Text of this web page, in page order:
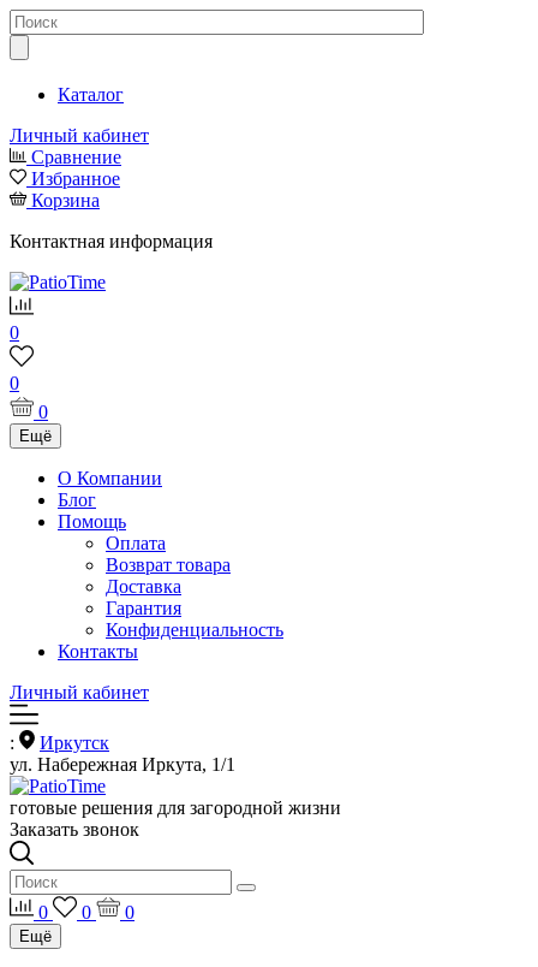
Каталог
Личный кабинет
Сравнение
Избранное
Корзина
Контактная информация
0
0
0
Ещё
О Компании
Блог
Помощь
Оплата
Возврат товара
Доставка
Гарантия
Конфиденциальность
Контакты
Личный кабинет
:
Иркутск
ул. Набережная Иркута, 1/1
готовые решения для загородной жизни
Заказать звонок
0 0 0
Ещё